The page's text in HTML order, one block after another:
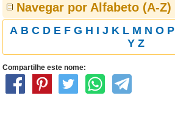
Navegar por Alfabeto (A-Z)
A B C D E F G H I J K L M N O P
Y Z
Compartilhe este nome: